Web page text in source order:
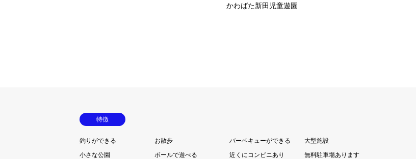
かわばた新田児童遊園
特徴
釣りができる お散歩 バーベキューができる
大型施設
小さな公園
ボールで遊べる 近くにコンビニあり 無料駐車場あります